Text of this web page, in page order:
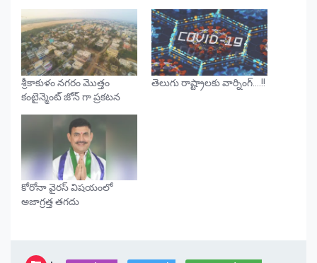
శ్రీకాకుళం నగరం మొత్తం
కంటైన్మెంట్ జోన్ గా ప్రకటన
తెలుగు రాష్ట్రాలకు వార్నింగ్….!!
కోరోనా వైరస్ విషయంలో
అజాగ్రత్త తగదు